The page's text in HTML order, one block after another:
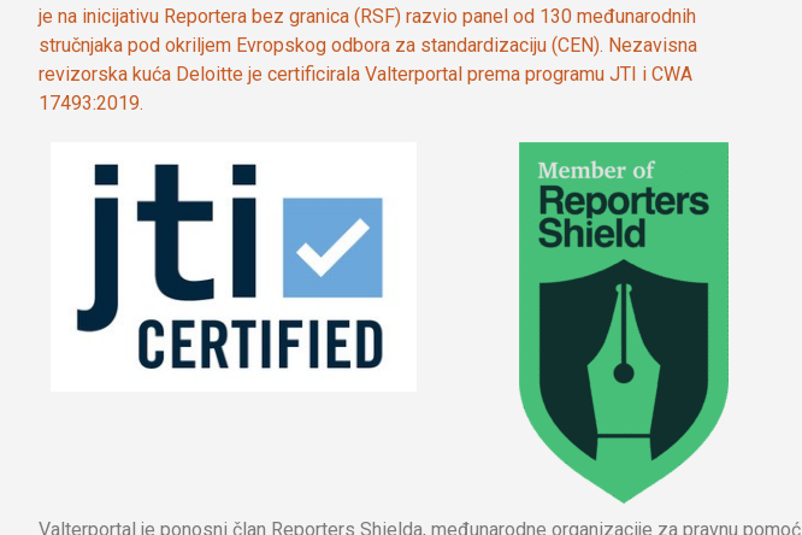
je na inicijativu Reportera bez granica (RSF) razvio panel od 130 međunarodnih
stručnjaka pod okriljem Evropskog odbora za standardizaciju (CEN). Nezavisna
revizorska kuća Deloitte je certificirala Valterportal prema programu JTI i CWA
17493:2019.
Valterportal je ponosni član Reporters Shielda, međunarodne organizacije za pravnu pomoć